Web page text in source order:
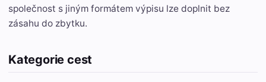
společnost s jiným formátem výpisu lze doplnit bez
zásahu do zbytku.
Kategorie cest